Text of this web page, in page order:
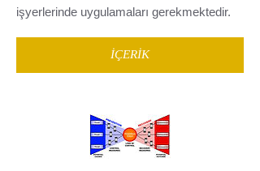
işyerlerinde uygulamaları gerekmektedir.
İÇERİK